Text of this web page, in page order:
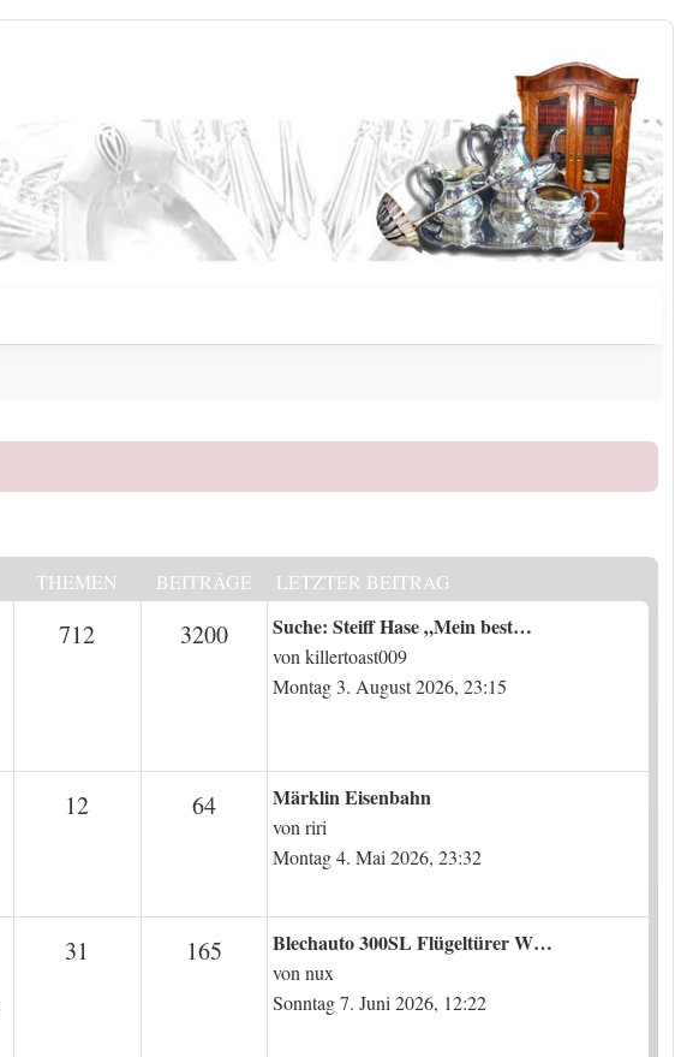
THEMEN BEITRÄGE LETZTER BEITRAG
712Themen 3200BeiträgeLetzter Beitrag
Suche: Steiff Hase „Mein best…
vonkillertoast009
Montag 3. August 2026, 23:15
12Themen 64BeiträgeLetzter Beitrag
Märklin Eisenbahn
vonriri
Montag 4. Mai 2026, 23:32
31 165 BeiträgeLetzter Beitrag
Blechauto 300SL Flügeltürer W…
vonnux
Sonntag 7. Juni 2026, 12:22